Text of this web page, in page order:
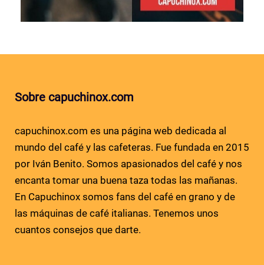
Sobre capuchinox.com
capuchinox.com es una página web dedicada al
mundo del café y las cafeteras. Fue fundada en 2015
por Iván Benito. Somos apasionados del café y nos
encanta tomar una buena taza todas las mañanas.
En Capuchinox somos fans del café en grano y de
las máquinas de café italianas. Tenemos unos
cuantos consejos que darte.